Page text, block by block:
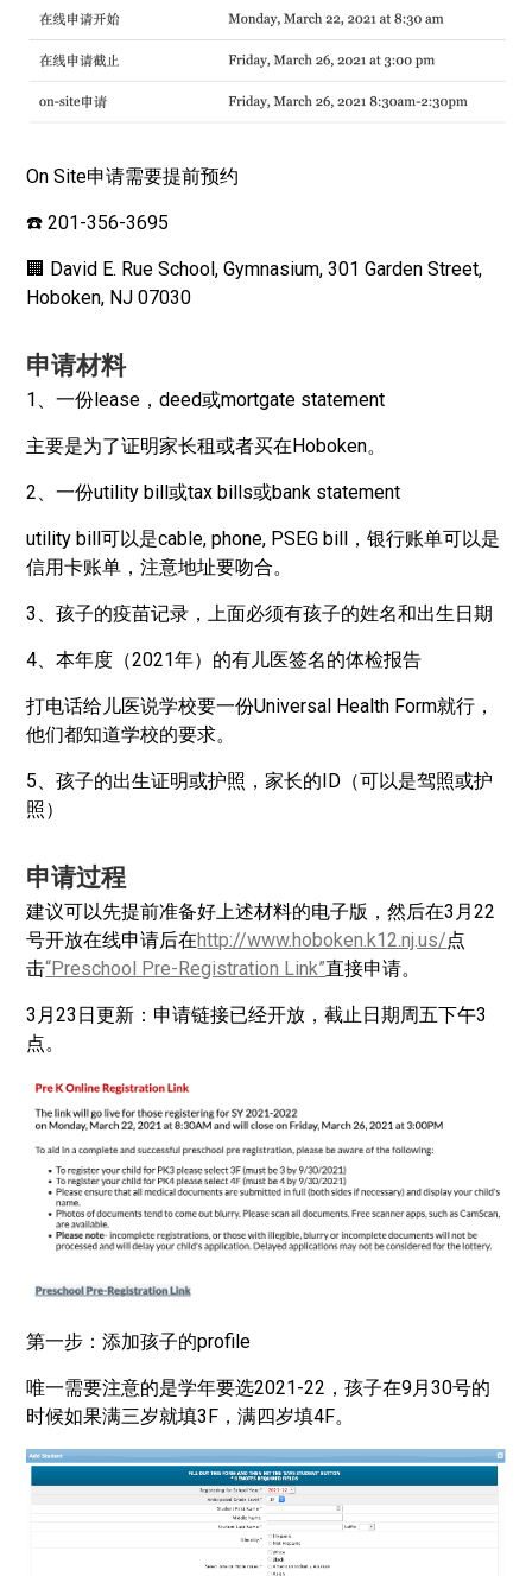
On Site申请需要提前预约
☎️ 201-356-3695
🏢 David E. Rue School, Gymnasium, 301 Garden Street,
Hoboken, NJ 07030
申请材料
1、一份lease，deed或mortgate statement
主要是为了证明家长租或者买在Hoboken。
2、一份utility bill或tax bills或bank statement
utility bill可以是cable, phone, PSEG bill，银行账单可以是
信用卡账单，注意地址要吻合。
3、孩子的疫苗记录，上面必须有孩子的姓名和出生日期
4、本年度（2021年）的有儿医签名的体检报告
打电话给儿医说学校要一份Universal Health Form就行，
他们都知道学校的要求。
5、孩子的出生证明或护照，家长的ID（可以是驾照或护
照）
申请过程
建议可以先提前准备好上述材料的电子版，然后在3月22
号开放在线申请后在http://www.hoboken.k12.nj.us/点
击“Preschool Pre-Registration Link”直接申请。
3月23日更新：申请链接已经开放，截止日期周五下午3
点。
第一步：添加孩子的profile
唯一需要注意的是学年要选2021-22，孩子在9月30号的
时候如果满三岁就填3F，满四岁填4F。